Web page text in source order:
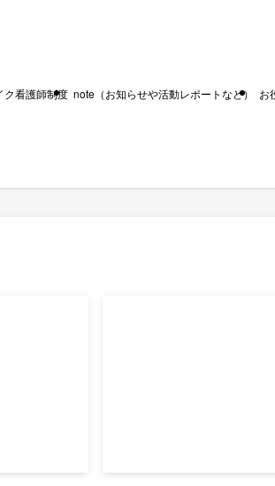
ク看護師制度 note（お知らせや活動レポートなど） お